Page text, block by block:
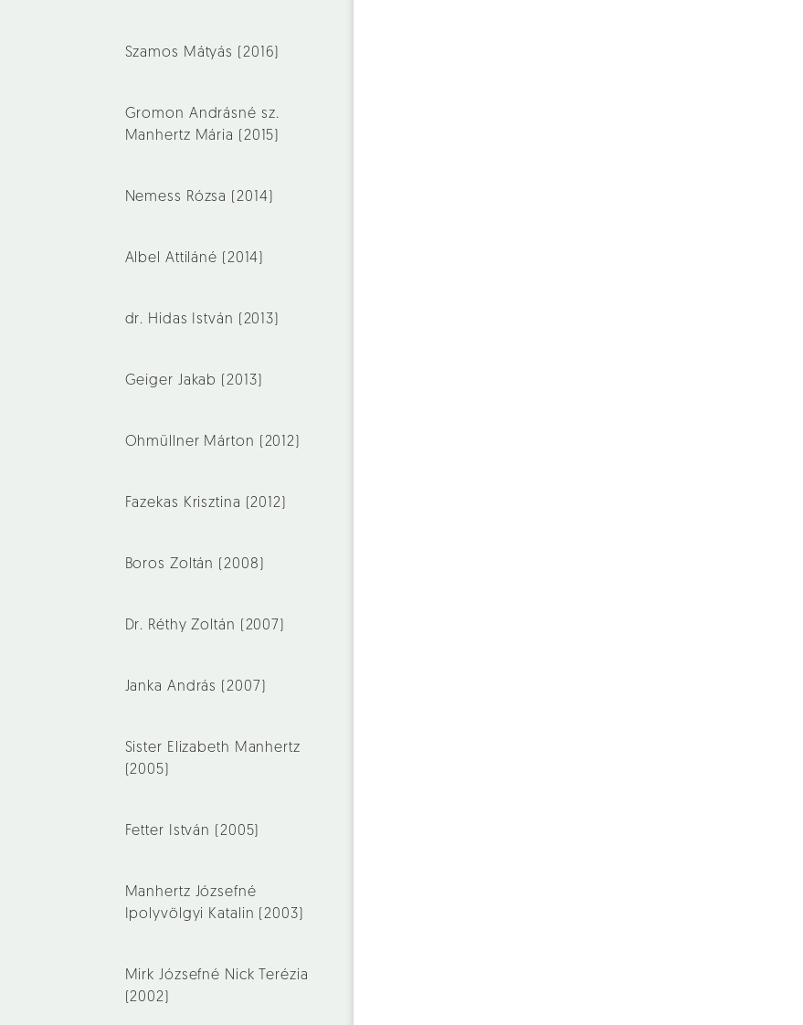
Szamos Mátyás (2016)
Gromon Andrásné sz.
Manhertz Mária (2015)
Nemess Rózsa (2014)
Albel Attiláné (2014)
dr. Hidas István (2013)
Geiger Jakab (2013)
Ohmüllner Márton (2012)
Fazekas Krisztina (2012)
Boros Zoltán (2008)
Dr. Réthy Zoltán (2007)
Janka András (2007)
Sister Elizabeth Manhertz
(2005)
Fetter István (2005)
Manhertz Józsefné
Ipolyvölgyi Katalin (2003)
Mirk Józsefné Nick Terézia
(2002)